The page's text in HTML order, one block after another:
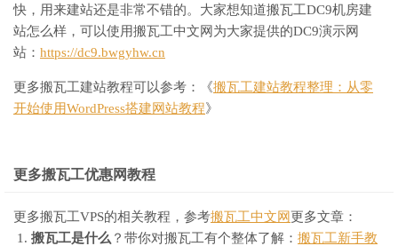
快，用来建站还是非常不错的。大家想知道搬瓦工DC9机房建
站怎么样，可以使用搬瓦工中文网为大家提供的DC9演示网
站： https://dc9.bwgyhw.cn
更多搬瓦工建站教程可以参考：《搬瓦工建站教程整理：从零
开始使用WordPress搭建网站教程》
更多搬瓦工优惠网教程
更多搬瓦工VPS的相关教程，参考搬瓦工中文网 更多文章：
搬瓦工是什么 ？带你对搬瓦工有个整体了解： 搬瓦工新手教